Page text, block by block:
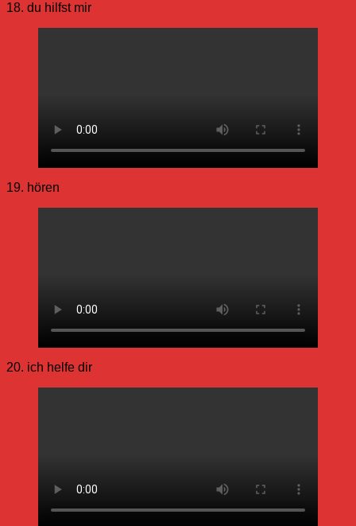
18. du hilfst mir
19. hören
20. ich helfe dir